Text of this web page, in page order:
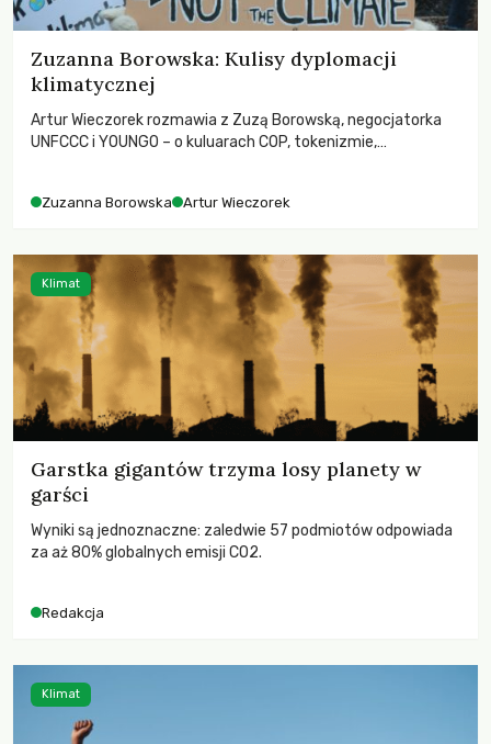
Zuzanna Borowska: Kulisy dyplomacji
klimatycznej
Artur Wieczorek rozmawia z Zuzą Borowską, negocjatorka
UNFCCC i YOUNGO – o kuluarach COP, tokenizmie,
Zuzanna Borowska Artur Wieczorek
Garstka gigantów trzyma losy planety w
garści
Wyniki są jednoznaczne: zaledwie 57 podmiotów odpowiada
za aż 80% globalnych emisji CO2.
Redakcja
Klimat
Klimat